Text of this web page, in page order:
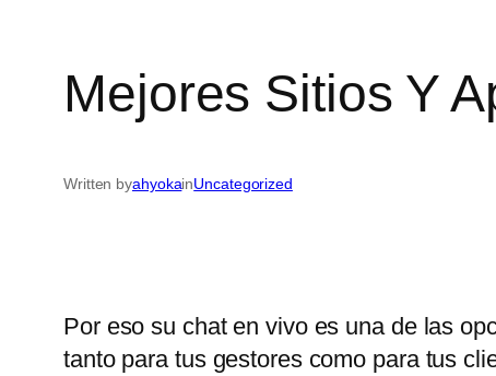
Mejores Sitios Y
Written byahyokainUncategorized
Por eso su chat en vivo es una de las
tanto para tus gestores como para tus